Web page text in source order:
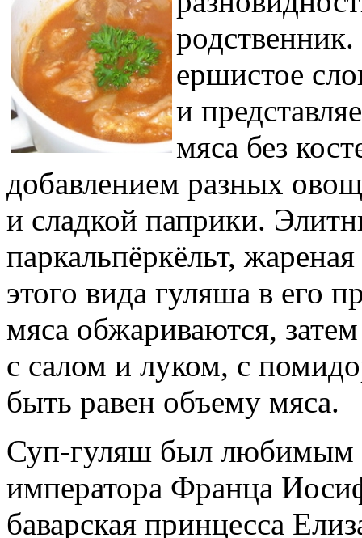
родственник.
ершистое
и
мяса без
добавлением разных
и сладкой паприки.
паркальпёркёльт,
этого вида гуляша в его
мяса обжариваются,
с салом и луком, с
быть равен объему мяса.
Суп-гуляш был любимым
императора Франца
баварская принцесса